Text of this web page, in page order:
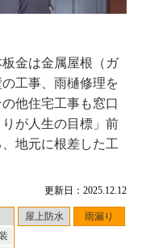
更新日：2025.12.12
屋上防水 雨漏り
金は金属屋根（ガ
工事、雨樋修理を
他住宅工事も窓口
が人生の目標」前
地元に根差した工